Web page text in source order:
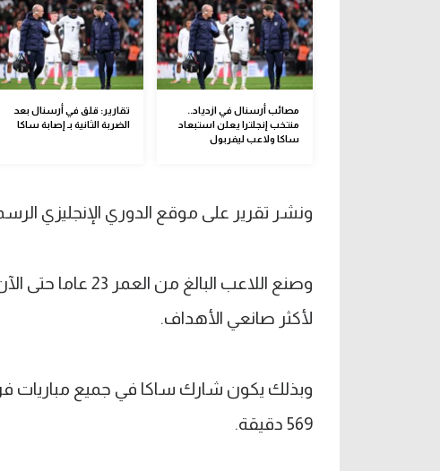
مصائب أرسنال في ازدياد..
منتخب إنجلترا يعلن استبعاد
ساكا ولاعب ليفربول
تقارير: قلق في أرسنال بعد
الضربة الثانية بـ إصابة ساكا
ونشر تقرير على موقع الدوري الإنجليزي
لأكثر صانعي الأهداف.
وبذلك يكون شارك ساكا في جميع مباريات
569 دقيقة.